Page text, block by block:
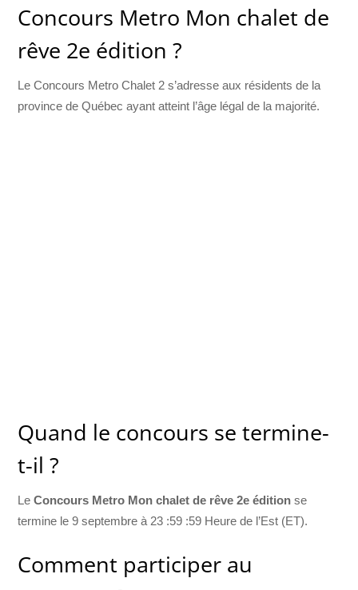
Concours Metro Mon chalet de
rêve 2e édition ?
Le Concours Metro Chalet 2 s’adresse aux résidents de la
province de Québec ayant atteint l’âge légal de la majorité.
Quand le concours se termine-
t-il ?
LeConcours Metro Mon chalet de rêve 2e édition se
termine le 9 septembre à 23 :59 :59 Heure de l’Est (ET).
Comment participer au